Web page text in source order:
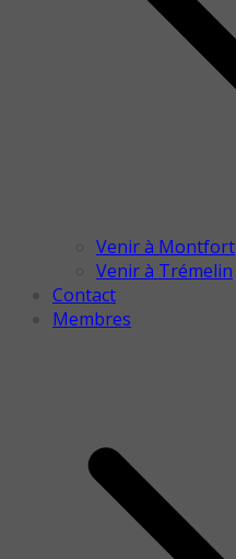
Venir à Montfort
Venir à Trémelin
Contact
Membres